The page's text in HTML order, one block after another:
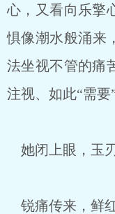
心，又看向乐擎
惧像潮水般涌
法坐视不管的痛
注视、如此“需
她闭上眼，玉
锐痛传来，鲜